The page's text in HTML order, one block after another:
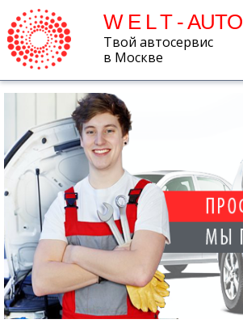
W E L T - AUTO
Твой автосервис
в Москве